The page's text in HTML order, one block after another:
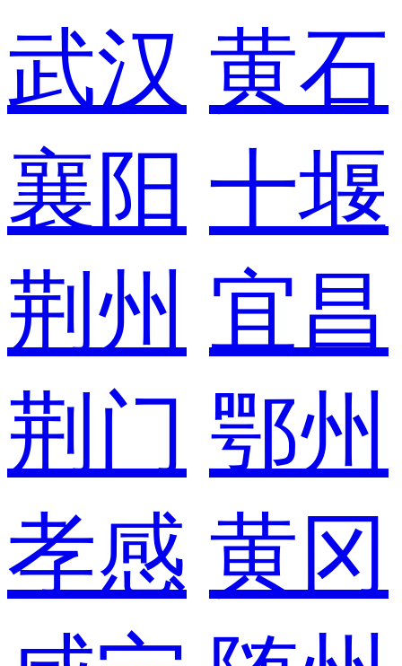
武汉 黄石
襄阳 十堰
荆州 宜昌
荆门 鄂州
孝感 黄冈